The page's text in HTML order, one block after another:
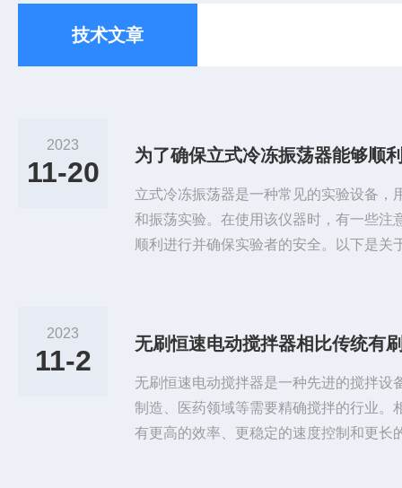
技术文章
2023
11-20
立式冷冻振荡器是一种常见的实验设备，
和振荡实验。在使用该仪器时，有一些注
顺利进行并确保实验者的安全。以下是关
服、手套和护目镜等。确保在实验过程中
2023
11-2
无刷恒速电动搅拌器相比传统有
无刷恒速电动搅拌器是一种先进的搅拌设
制造、医药领域等需要精确搅拌的行业。
有更高的效率、更稳定的速度控制和更长